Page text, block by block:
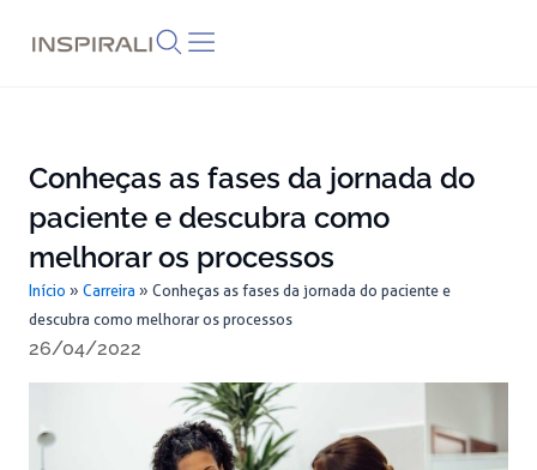
Conheças as fases da jornada do
paciente e descubra como
melhorar os processos
Início » Carreira » Conheças as fases da jornada do paciente e
descubra como melhorar os processos
26/04/2022